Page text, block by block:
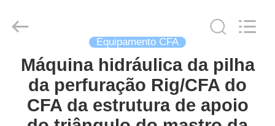
CASA
PRODUTOS
Sinovo
Heavy
Reserved.
Equipamento CFA
Máquina hidráulica da pilha
da perfuração Rig/CFA do
CFA da estrutura de apoio